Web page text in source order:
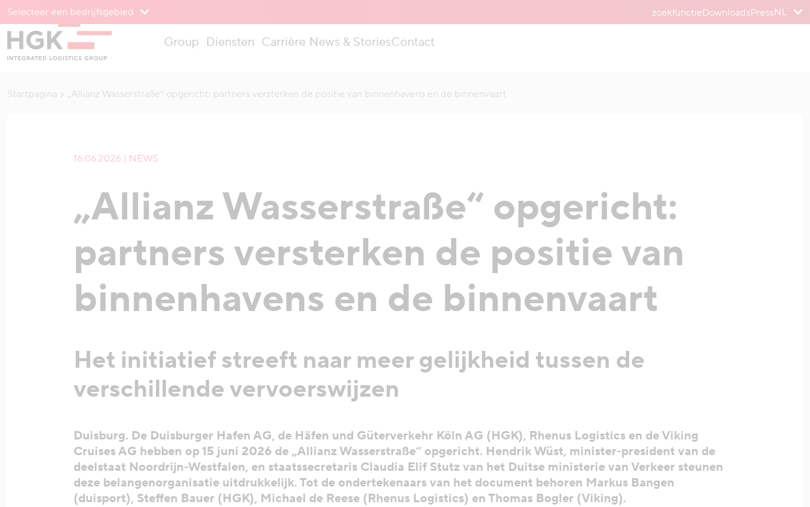
Om te menu
Naar inhoud
Selecteer een bedrijfsgebied zoekfunctieDownloadsPressNL
Group Diensten Carrière News & StoriesContact
Startpagina „Allianz Wasserstraße“ opgericht: partners versterken de positie van binnenhavens en de binnenvaart
16.06.2026 | NEWS
„Allianz Wasserstraße“ opgericht:
partners versterken de positie van
binnenhavens en de binnenvaart
Het initiatief streeft naar meer gelijkheid tussen de
verschillende vervoerswijzen
Duisburg. De Duisburger Hafen AG, de Häfen und Güterverkehr Köln AG (HGK), Rhenus Logistics en de Viking
Cruises AG hebben op 15 juni 2026 de „Allianz Wasserstraße“ opgericht. Hendrik Wüst, minister-president van de
deelstaat Noordrijn-Westfalen, en staatssecretaris Claudia Elif Stutz van het Duitse ministerie van Verkeer steunen
deze belangenorganisatie uitdrukkelijk. Tot de ondertekenaars van het document behoren Markus Bangen
(duisport), Steffen Bauer (HGK), Michael de Reese (Rhenus Logistics) en Thomas Bogler (Viking).